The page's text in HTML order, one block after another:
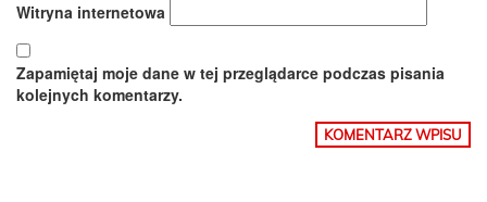
Witryna internetowa
Zapamiętaj moje dane w tej przeglądarce podczas pisania
kolejnych komentarzy.